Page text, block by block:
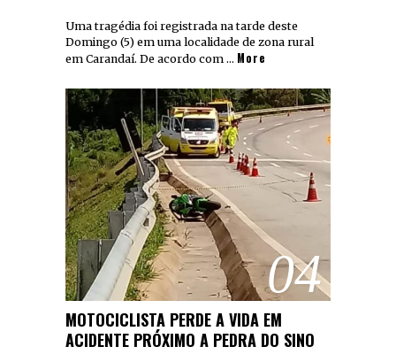
Uma tragédia foi registrada na tarde deste
Domingo (5) em uma localidade de zona rural
em Carandaí. De acordo com … More
04
MOTOCICLISTA PERDE A VIDA EM
ACIDENTE PRÓXIMO A PEDRA DO SINO